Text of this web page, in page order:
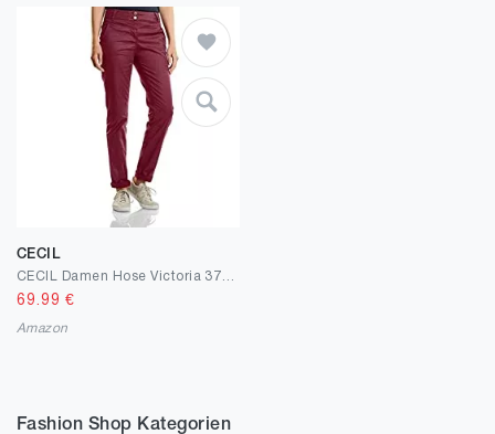
CECIL
69.99 €
Amazon
Fashion Shop Kategorien